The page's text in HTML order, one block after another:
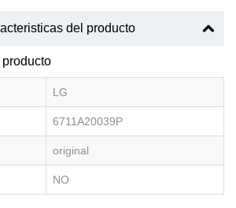
del producto
LG
6711A20039P
original
NO